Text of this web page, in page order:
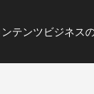
ンテンツビジネス